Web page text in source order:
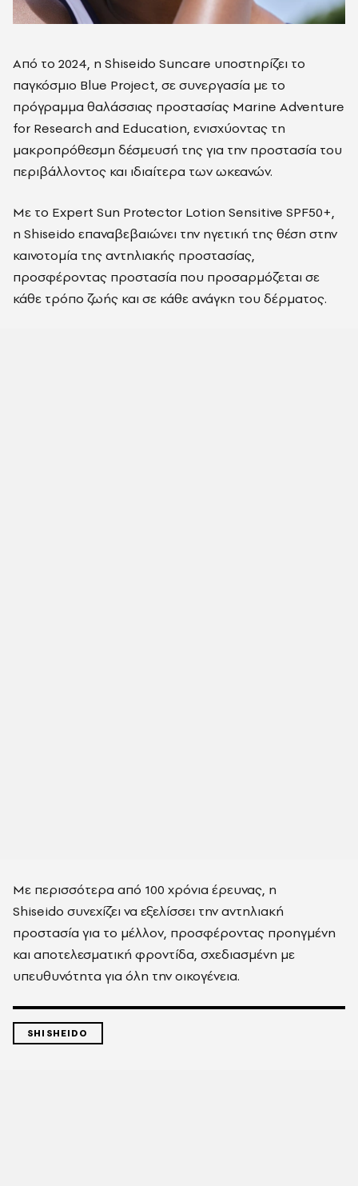
Από το 2024, η Shiseido Suncare υποστηρίζει το
παγκόσμιο Blue Project, σε συνεργασία με το
πρόγραμμα θαλάσσιας προστασίας Marine Adventure
for Research and Education, ενισχύοντας τη
μακροπρόθεσμη δέσμευσή της για την προστασία του
περιβάλλοντος και ιδιαίτερα των ωκεανών.
Με το Expert Sun Protector Lotion Sensitive SPF50+,
η Shiseido επαναβεβαιώνει την ηγετική της θέση στην
καινοτομία της αντηλιακής προστασίας,
προσφέροντας προστασία που προσαρμόζεται σε
κάθε τρόπο ζωής και σε κάθε ανάγκη του δέρματος.
Mε περισσότερα από 100 χρόνια έρευνας, η
Shiseido συνεχίζει να εξελίσσει την αντηλιακή
προστασία για το μέλλον, προσφέροντας προηγμένη
και αποτελεσματική φροντίδα, σχεδιασμένη με
υπευθυνότητα για όλη την οικογένεια.
SHISHEIDO